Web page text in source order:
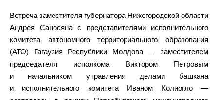
Встреча заместителя губернатора Нижегородской области
Андрея Саносяна с представителями исполнительного
комитета автономного территориального образования
(АТО) Гагаузия Республики Молдова — заместителем
председателя исполкома Виктором Петровым
и начальником управления делами башкана
и исполнительного комитета Иваном Колиогло —